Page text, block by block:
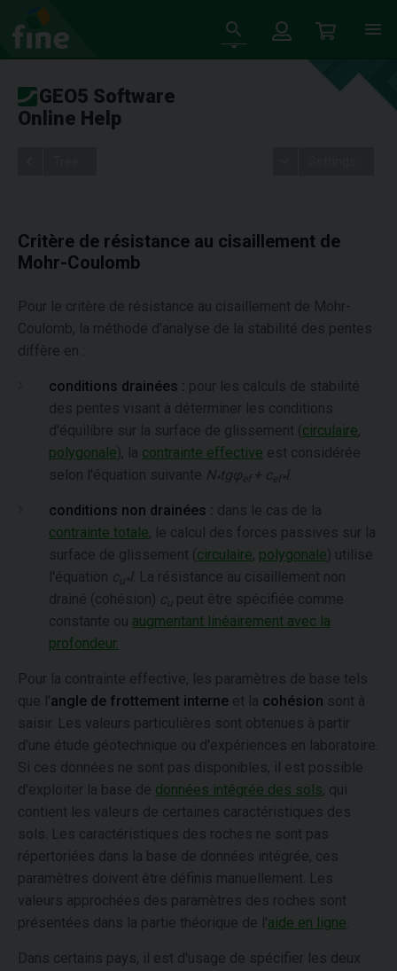
GEO5 Software
Online Help
Critère de résistance au cisaillement de
Mohr-Coulomb
Pour le critère de résistance au cisaillement de Mohr-
Coulomb, la méthode d'analyse de la stabilité des pentes
diffère en :
conditions drainées : pour les calculs de stabilité
des pentes visant à déterminer les conditions
d'équilibre sur la surface de glissement ( circulaire,
polygonale), la contrainte effective est considérée
selon l'équation suivante N tgφef + c ef* l.
conditions non drainées : dans le cas de la
contrainte totale, le calcul des forces passives sur la
surface de glissement ( circulaire, polygonale) utilise
l'équation c u* l. La résistance au cisaillement non
drainé (cohésion) c u peut être spécifiée comme
constante ou augmentant linéairement avec la
profondeur.
Pour la contrainte effective, les paramètres de base tels
que l'angle de frottement interne et la cohésion sont à
saisir. Les valeurs particulières sont obtenues à partir
d'une étude géotechnique ou d'expériences en laboratoire.
Si ces données ne sont pas disponibles, il est possible
d'exploiter la base de données intégrée des sols, qui
contient les valeurs de certaines caractéristiques des
sols. Les caractéristiques des roches ne sont pas
répertoriées dans la base de données intégrée, ces
paramètres doivent être définis manuellement. Les
valeurs approchées des paramètres des roches sont
présentées dans la partie théorique de l'aide en ligne
Dans certains pays, il est d'usage de spécifier les deux